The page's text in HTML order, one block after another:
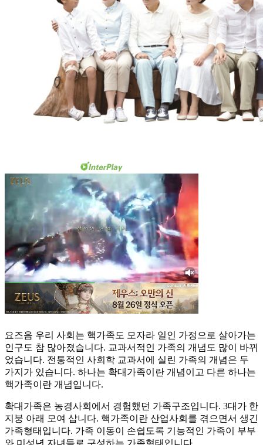
요즈음 우리 사회는 핵가족도 모자라 일인 가정으로 살아가는
인구도 참 많아졌습니다. 교과서적인 가족의 개념도 많이 바뀌
었습니다. 전통적인 사회학 교과서에 실린 가족의 개념은 두
가지가 있습니다. 하나는 확대가족이란 개념이고 다른 하나는
핵가족이란 개념입니다.
확대가족은 농경사회에서 경험했던 가족구조입니다. 3대가 한
지붕 아래 모여 삽니다. 핵가족이란 산업사회를 겪으면서 생긴
가족형태입니다. 가족 이동이 손쉽도록 기능적인 가족이 부부